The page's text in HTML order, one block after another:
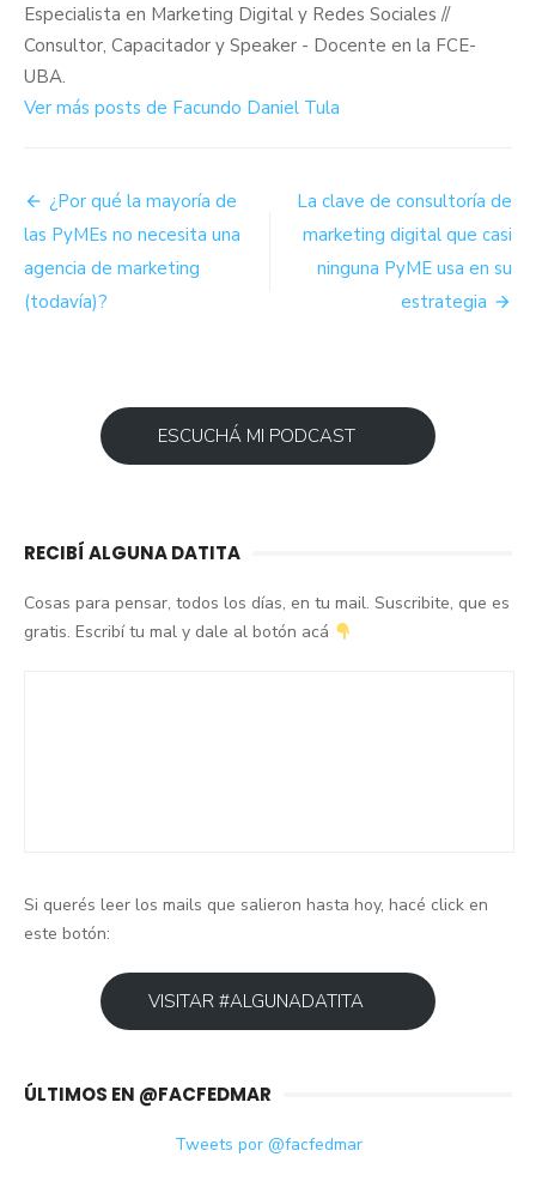
Especialista en Marketing Digital y Redes Sociales //
Consultor, Capacitador y Speaker - Docente en la FCE-
UBA.
Ver más posts de Facundo Daniel Tula
Navegación
de
entradas
¿Por qué la mayoría de
las PyMEs no necesita una
agencia de marketing
(todavía)?
La clave de consultoría de
marketing digital que casi
ninguna PyME usa en su
estrategia
ESCUCHÁ MI PODCAST
RECIBÍ ALGUNA DATITA
Cosas para pensar, todos los días, en tu mail. Suscribite, que es
gratis. Escribí tu mal y dale al botón acá
Si querés leer los mails que salieron hasta hoy, hacé click en
este botón:
VISITAR #ALGUNADATITA
ÚLTIMOS EN @FACFEDMAR
Tweets por @facfedmar